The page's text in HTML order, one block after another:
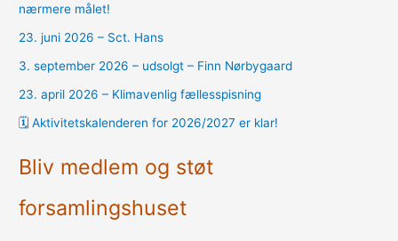
nærmere målet!
23. juni 2026 – Sct. Hans
3. september 2026 – udsolgt – Finn Nørbygaard
23. april 2026 – Klimavenlig fællesspisning
🗓️ Aktivitetskalenderen for 2026/2027 er klar!
Bliv medlem og støt
forsamlingshuset